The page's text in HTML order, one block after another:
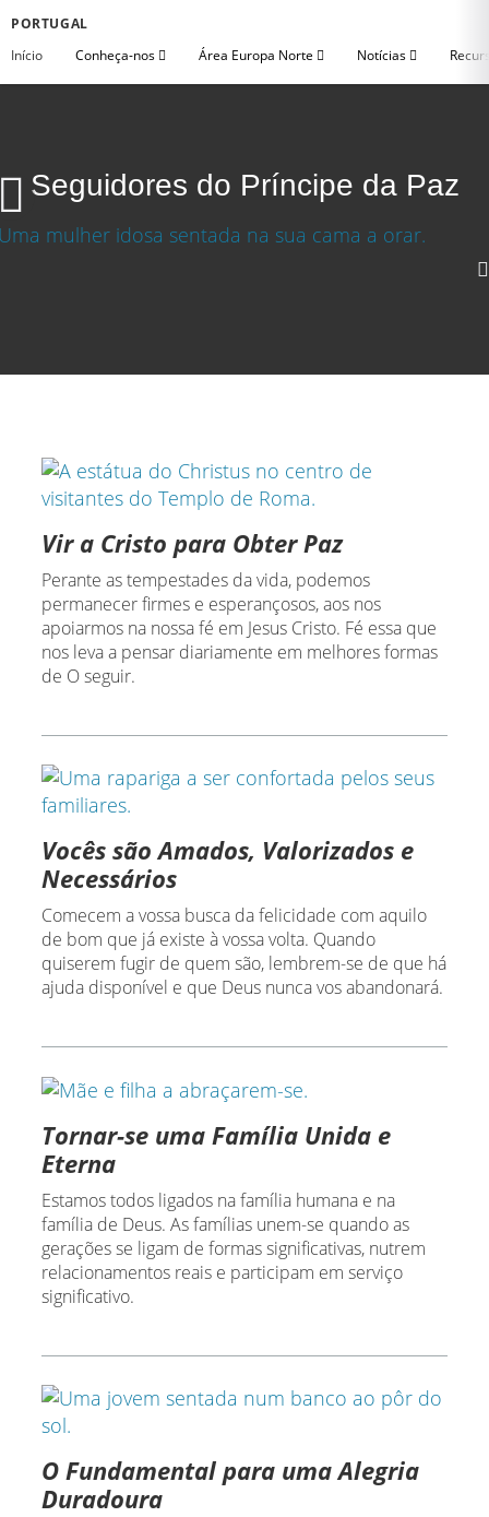
PORTUGAL
Início
Conheça-nos Área Europa Norte Notícias
Seguidores do Príncipe da Paz
Vir a Cristo para Obter Paz
Perante as tempestades da vida, podemos
permanecer firmes e esperançosos, aos nos
apoiarmos na nossa fé em Jesus Cristo. Fé essa que
nos leva a pensar diariamente em melhores formas
de O seguir.
Vocês são Amados, Valorizados e
Necessários
Comecem a vossa busca da felicidade com aquilo
de bom que já existe à vossa volta. Quando
quiserem fugir de quem são, lembrem-se de que há
ajuda disponível e que Deus nunca vos abandonará.
Tornar-se uma Família Unida e
Eterna
Estamos todos ligados na família humana e na
família de Deus. As famílias unem-se quando as
gerações se ligam de formas significativas, nutrem
relacionamentos reais e participam em serviço
significativo.
O Fundamental para uma Alegria
Duradoura